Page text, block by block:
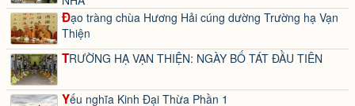
Đạo tràng chùa Hương Hải cúng dường Trường hạ Vạn
Thiện
TRƯỜNG HẠ VẠN THIỆN: NGÀY BỐ TÁT ĐẦU TIÊN
Yếu nghĩa Kinh Đại Thừa Phần 1